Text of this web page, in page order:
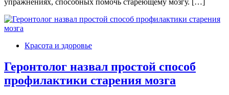
Красота и здоровье
Геронтолог назвал простой способ
профилактики старения мозга